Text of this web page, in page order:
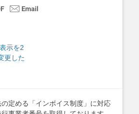
示を2
更した
定める「インボイス制度」に対応